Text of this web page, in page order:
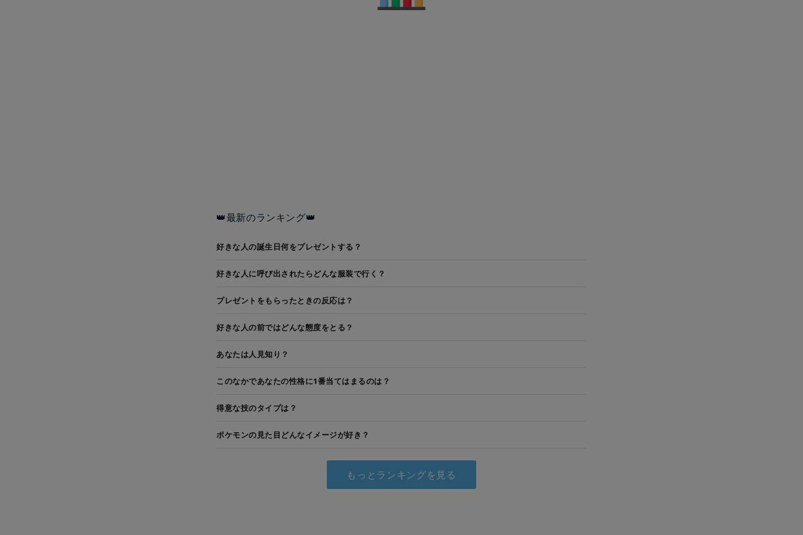
👑最新のランキング👑
好きな人の誕生日何をプレゼントする？
好きな人に呼び出されたらどんな服装で行く？
プレゼントをもらったときの反応は？
好きな人の前ではどんな態度をとる？
あなたは人見知り？
このなかであなたの性格に1番当てはまるのは？
得意な技のタイプは？
ポケモンの見た目どんなイメージが好き？
もっとランキングを見る